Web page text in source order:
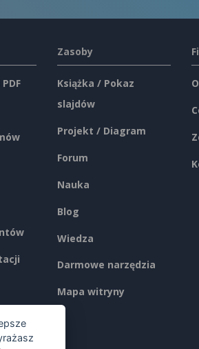
Zasoby
Książka / Pokaz
slajdów
Projekt / Diagram
Forum
Nauka
Blog
Wiedza
Darmowe narzędzia
Mapa witryny